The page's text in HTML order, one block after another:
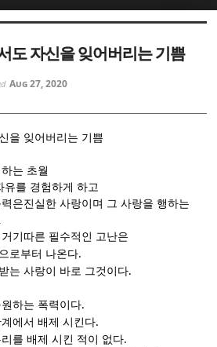
도 자신을 잊어버리는 기쁨
Aug 27, 2020
을 잊어버리는 기쁨
는 초월
유를 경험하게 하고
은진실한 사랑이며 그 사랑을 행하는
기따른 필수적인 고난은
로부터 나온다.
는 사랑이 바로 그것이다.
하는 폭력이다.
에서 배제 시킨다.
를 배제 시킨 적이 없다.
스케치북5
케치북5
스케치북5
케치북5